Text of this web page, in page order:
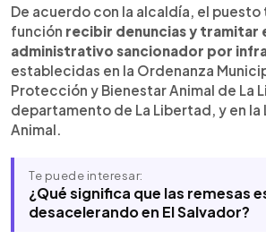
Municipal para la Protección y
La Libertad Costa y a la Ley de
La plaza está dirigida a
o egresados de la Licenciatura en
Jurídicas con formación
bienestar animal. Las personas
pueden enviar su currículum por
electrónico o entregarlo en la
De acuerdo con la alcaldía, el
función recibir denuncias y tramitar
administrativo sancionador por
establecidas en la Ordenanza
Protección y Bienestar Animal de La
departamento de La Libertad, y en la
Animal.
Te puede interesar:
¿Qué significa que las remesas
desacelerando en El Salvador?